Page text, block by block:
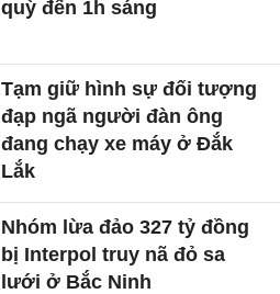
quỳ đến 1h sáng
Tạm giữ hình sự đối tượng
đạp ngã người đàn ông
đang chạy xe máy ở Đắk
Lắk
Nhóm lừa đảo 327 tỷ đồng
bị Interpol truy nã đỏ sa
lưới ở Bắc Ninh